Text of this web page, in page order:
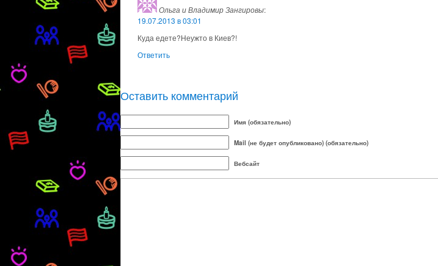
Ольга и Владимир Зангировы:
19.07.2013 в 03:01
Куда едете?Неужто в Киев?!
Ответить
Оставить комментарий
Имя (обязательно)
Mail (не будет опубликовано) (обязательно)
Вебсайт